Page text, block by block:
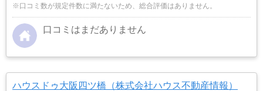
※口コミ数が規定件数に満たないため、総合評価はありません。
口コミはまだありません
ハウスドゥ大阪四ツ橋（株式会社ハウス不動産情報）